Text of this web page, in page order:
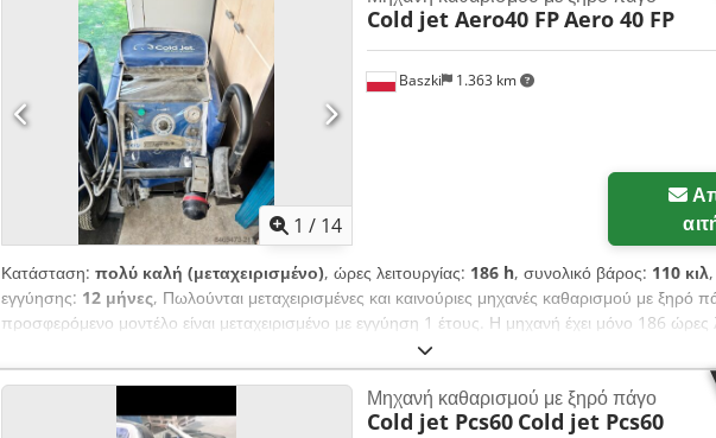
1 / 14
Baszki 1.363 km
Cold jet Aero40 FPAero 40 FP
Αποστολή
Κατάσταση: πολύ καλή (μεταχειρισμένο), ώρες λειτουργίας: 186 h, συνολικό βάρος: 110 κιλ
εγγύησης: 12 μήνες, Πωλούνται μεταχειρισμένες και καινούριες μηχανές καθαρισμού με ξηρό
προσφερόμενο μοντέλο είναι μεταχειρισμένο με εγγύηση 1 έτους. Η μηχανή έχει μόνο 186 ώρες
συσκευασία περιλαμβάνεται 1 ακροφύσιο της επιλογής σας. Επίσης, σωλήνας για την
πάγου και εφαρμογέας. Σωλήνας για τροφοδοσία με πεπιεσμένο αέρα. Βάσεις για τους σωλήνες
Μηχανή καθαρισμού με ξηρό πάγο
Cold jet Pcs60 Cold jet Pcs60